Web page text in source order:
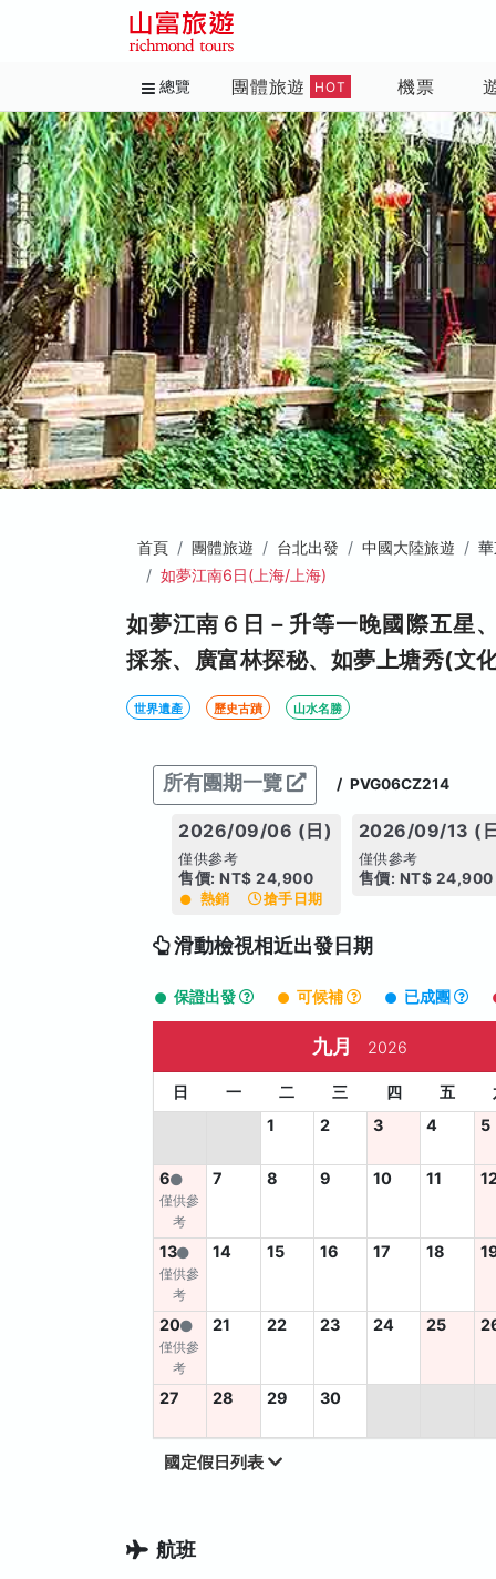
總覽 團體旅遊 HOT 機票
首頁 團體旅遊 台北出發 中國大陸旅遊
如夢江南6日(上海/上海)
如夢江南６日－升等一晚國際五星
採茶、廣富林探秘、如夢上塘秀(文
世界遺產 歷史古蹟 山水名勝
所有團期一覽 / PVG06CZ214
2026/09/06 (日)
僅供參考
售價: NT$ 24,900
熱銷 搶手日期
2026/09/13 (
僅供參考
售價: NT$ 24,900
滑動檢視相近出發日期
保證出發 可候補 已成團
九月 2026
日 一 二 三 四 五
1
2 3 4 5
6
僅供參
考
7 8 9 10 11
13
僅供參
考
14 15 16 17 18
20
僅供參
考
21 22 23 24 25
27 28 29 30
國定假日列表
航班